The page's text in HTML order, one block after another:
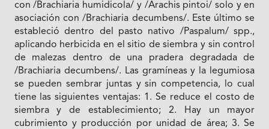
con /Brachiaria humidicola/ y /Arachis pintoi/ solo y en
asociación con /Brachiaria decumbens/. Este último se
estableció dentro del pasto nativo /Paspalum/ spp.,
aplicando herbicida en el sitio de siembra y sin control
de malezas dentro de una pradera degradada de
/Brachiaria decumbens/. Las gramíneas y la legumiosa
se pueden sembrar juntas y sin competencia, lo cual
tiene las siguientes ventajas: 1. Se reduce el costo de
siembra y de establecimiento; 2. Hay un mayor
cubrimiento y producción por unidad de área; 3. Se